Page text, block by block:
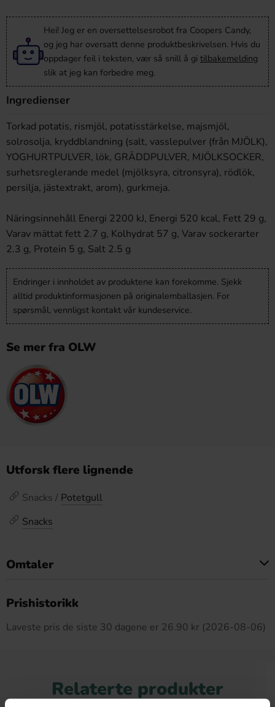
Hei! Jeg er en oversettelsesrobot fra Coopers Candy,
og jeg har oversatt denne produktbeskrivelsen. Hvis du
oppdager feil i teksten, vær så snill å gi tilbakemelding
slik at jeg kan forbedre meg.
Ingredienser
Torkad potatis, rismjöl, potatisstärkelse, majsmjöl,
solrosolja, kryddblandning (salt, vasslepulver (från MJÖLK),
YOGHURTPULVER, lök, GRÄDDPULVER, MJÖLKSOCKER,
surhetsreglerande medel (mjölksyra, citronsyra), rödlök,
persilja, jästextrakt, arom), gurkmeja.
Näringsinnehåll Energi 2200 kJ, Energi 520 kcal, Fett 29 g,
Varav mättat fett 2.7 g, Kolhydrat 57 g, Varav sockerarter
2.3 g, Protein 5 g, Salt 2.5 g
Endringer i innholdet av produktene kan forekomme. Sjekk
alltid produktinformasjonen på originalemballasjen. For
spørsmål, vennligst kontakt vår kundeservice.
Se mer fra OLW
Utforsk flere lignende
Snacks / Potetgull
Snacks
Omtaler
Prishistorikk
Laveste pris de siste 30 dagene er 26.90 kr (2026-08-06)
Relaterte produkter